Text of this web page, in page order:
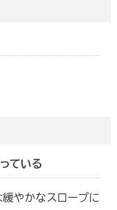
ている
やかなスロープに